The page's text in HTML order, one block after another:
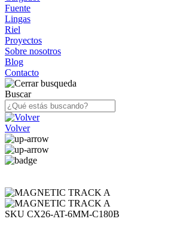
Fuente
Lingas
Riel
Proyectos
Sobre nosotros
Blog
Contacto
Buscar
Volver
SKU CX26-AT-6MM-C180B